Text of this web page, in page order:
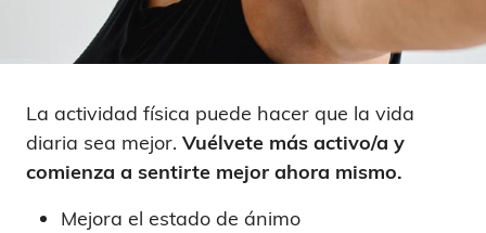
La actividad física puede hacer que la vida
diaria sea mejor. Vuélvete más activo/a y
comienza a sentirte mejor ahora mismo.
Mejora el estado de ánimo